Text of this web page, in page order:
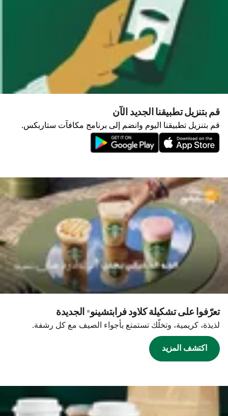
قم بتنزيل تطبيقنا الجديد الآن
قم بتنزيل تطبيقنا اليوم وانضم إلى برنامج مكافآت ستاربكس.
تعرّفوا على تشكيلة كلاود فرابتشينو® الجديدة
لذيذة، كريمية، وتخلّك تستمتع بأجواء الصيف مع كل رشفة.
اكتشف المزيد